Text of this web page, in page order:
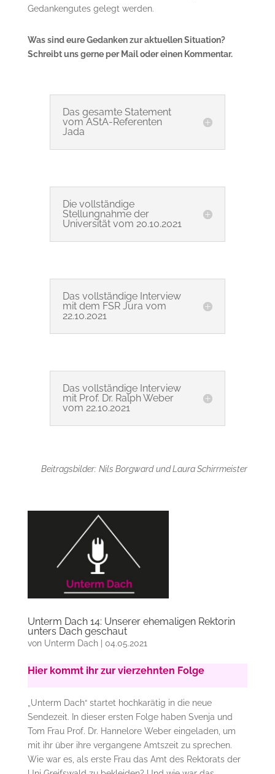
Gedankengutes gelegt werden.
Was sind eure Gedanken zur aktuellen Situation?
Schreibt uns gerne per Mail oder einen Kommentar.
Das gesamte Statement
vom AStA-Referenten
Jada
Die vollständige
Stellungnahme der
Universität vom 20.10.2021
Das vollständige Interview
mit dem FSR Jura vom
22.10.2021
Das vollständige Interview
mit Prof. Dr. Ralph Weber
vom 22.10.2021
Beitragsbilder: Nils Borgward und Laura Schirrmeister
Unterm Dach 14: Unserer ehemaligen Rektorin
unters Dach geschaut
von Unterm Dach| 04.05.2021
Hier kommt ihr zur vierzehnten Folge
„Unterm Dach“ startet hochkarätig in die neue
Sendezeit. In dieser ersten Folge haben Svenja und
Tom Frau Prof. Dr. Hannelore Weber eingeladen, um
mit ihr über ihre vergangene Amtszeit zu sprechen.
Wie war es, als erste Frau das Amt des Rektorats der